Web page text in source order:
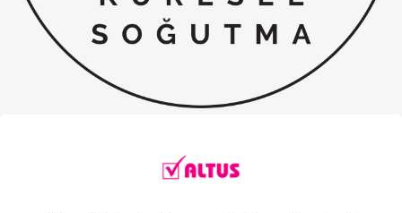
Klima
Kombi
Musluk